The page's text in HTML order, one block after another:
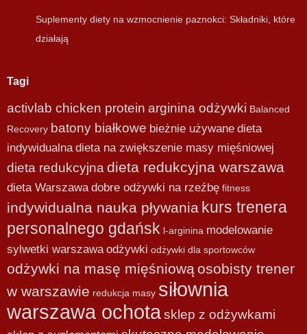
Suplementy diety na wzmocnienie paznokci: Składniki, które
działają
Tagi
activlab chicken protein arginina odżywki Balanced
Recovery batony białkowe bieżnie używane dieta
indywidualna dieta na zwiększenie masy mięśniowej
dieta redukcyjna dieta redukcyjna warszawa
dieta Warszawa dobre odżywki na rzeźbę fitness
indywidualna nauka pływania kurs trenera
personalnego gdańsk l-arginina modelowanie
sylwetki warszawa odżywki odżywki dla sportowców
odżywki na masę mięśniowąosobisty trener
w warszawie redukcja masy siłownia
warszawa ochotasklep z odżywkami